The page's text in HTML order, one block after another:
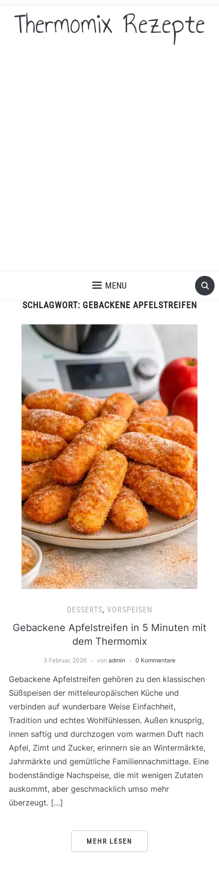
Thermomix Rezepte
MENU
SCHLAGWORT: GEBACKENE APFELSTREIFEN
DESSERTS, VORSPEISEN
Gebackene Apfelstreifen in 5 Minuten mit
dem Thermomix
3 Februar, 2026 von admin 0 Kommentare
Gebackene Apfelstreifen gehören zu den klassischen
Süßspeisen der mitteleuropäischen Küche und
verbinden auf wunderbare Weise Einfachheit,
Tradition und echtes Wohlfühlessen. Außen knusprig,
innen saftig und durchzogen vom warmen Duft nach
Apfel, Zimt und Zucker, erinnern sie an Wintermärkte,
Jahrmärkte und gemütliche Familiennachmittage. Eine
bodenständige Nachspeise, die mit wenigen Zutaten
auskommt, aber geschmacklich umso mehr
überzeugt. […]
MEHR LESEN